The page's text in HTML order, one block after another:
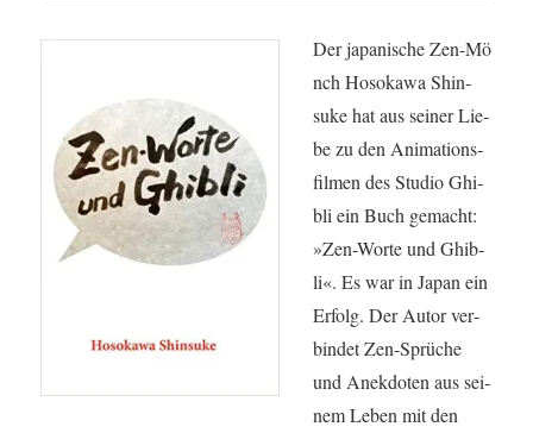
Der japa­ni­sche Zen-Mö
nch Hoso­ka­wa Shin­
suke hat aus sei­ner Lie­
be zu den Ani­ma­ti­ons­
fil­men des Stu­dio Ghi­
b­li ein Buch gemacht:
»Zen-Wor­te und Ghi­b­
li«. Es war in Japan ein
Erfolg. Der Autor ver­
bin­det Zen-Sprü­che
und Anek­do­ten aus sei­
nem Leben mit den